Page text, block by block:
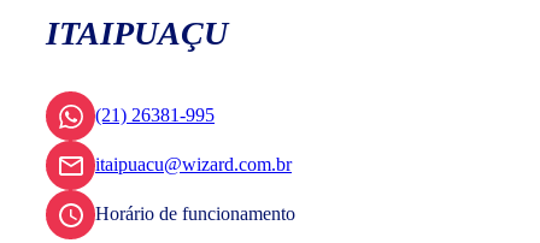
ITAIPUAÇU
(21) 26381-995
itaipuacu@wizard.com.br
Horário de funcionamento